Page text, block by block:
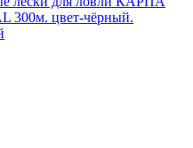
300м. цвет-чёрный.